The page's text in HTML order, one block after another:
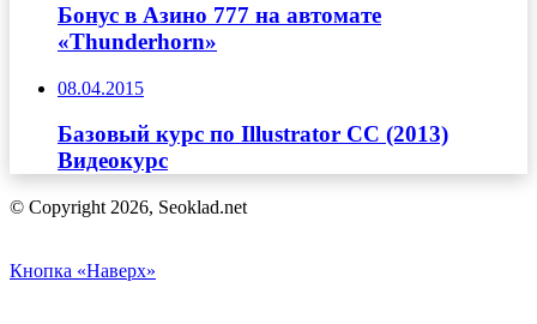
Бонус в Азино 777 на автомате
«Thunderhorn»
08.04.2015
Базовый курс по Illustrator CC (2013)
Видеокурс
© Copyright 2026, Seoklad.net
Кнопка «Наверх»